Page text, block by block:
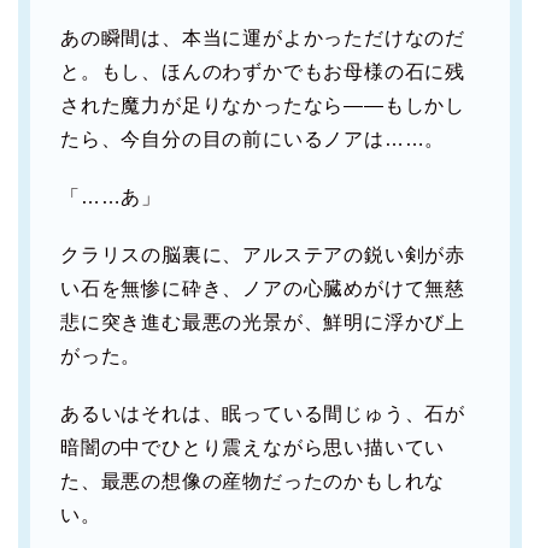
あの瞬間は、本当に運がよかっただけなのだ
と。もし、ほんのわずかでもお母様の石に残
された魔力が足りなかったなら――もしかし
たら、今自分の目の前にいるノアは……。
「……あ」
クラリスの脳裏に、アルステアの鋭い剣が赤
い石を無惨に砕き、ノアの心臓めがけて無慈
悲に突き進む最悪の光景が、鮮明に浮かび上
がった。
あるいはそれは、眠っている間じゅう、石が
暗闇の中でひとり震えながら思い描いてい
た、最悪の想像の産物だったのかもしれな
い。